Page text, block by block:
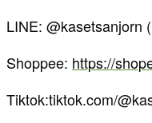
LINE: @kasetsanjorn
Shoppee: https://
Tiktok:tiktok.com/